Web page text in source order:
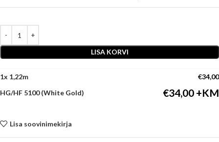
LISA KORVI
1x €34,00
HG/HF 5100 (White Gold)
€34,00
Lisa soovinimekirja